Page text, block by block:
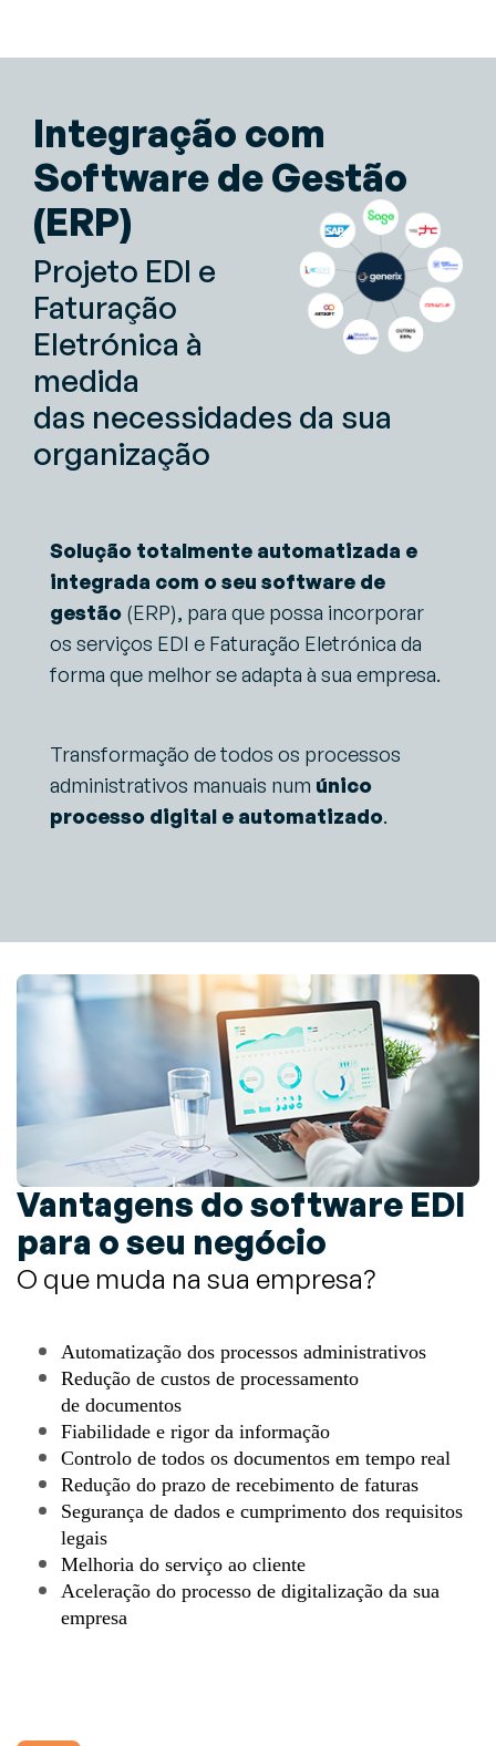
Integração com
Software de Gestão
(ERP)
Projeto EDI e
Faturação
Eletrónica à
medida
das necessidades da sua
organização
Solução totalmente automatizada e
integrada com o seu software de
gestão (ERP), para que possa incorporar
os serviços EDI e Faturação Eletrónica da
forma que melhor se adapta à sua empresa.
Transformação de todos os processos
administrativos manuais num único
processo digital e automatizado.
Vantagens do software EDI
para o seu negócio
O que muda na sua empresa?
Automatização dos processos administrativos
Redução de custos de processamento
de documentos
Fiabilidade e rigor da informação
Controlo de todos os documentos em tempo real
Redução do prazo de recebimento de faturas
Segurança de dados e cumprimento dos requisitos
legais
Melhoria do serviço ao cliente
Aceleração do processo de digitalização da sua
empresa